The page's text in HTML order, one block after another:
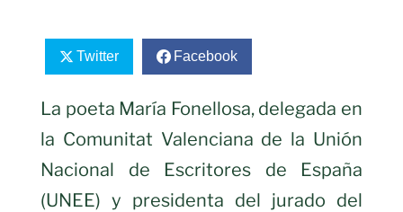
Twitter Facebook
La poeta María Fonellosa, delegada en
la Comunitat Valenciana de la Unión
Nacional de Escritores de España
(UNEE) y presidenta del jurado del